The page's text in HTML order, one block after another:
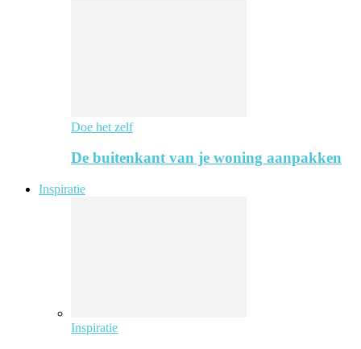
Doe het zelf
De buitenkant van je woning aanpakken
Inspiratie
Inspiratie